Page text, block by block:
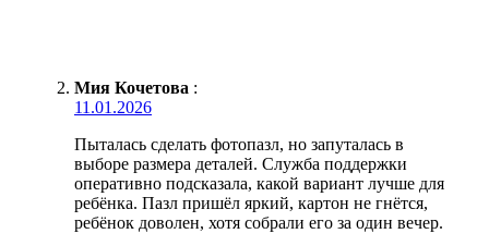
Мия Кочетова :
11.01.2026
Пыталась сделать фотопазл, но запуталась в
выборе размера деталей. Служба поддержки
оперативно подсказала, какой вариант лучше для
ребёнка. Пазл пришёл яркий, картон не гнётся,
ребёнок доволен, хотя собрали его за один вечер.